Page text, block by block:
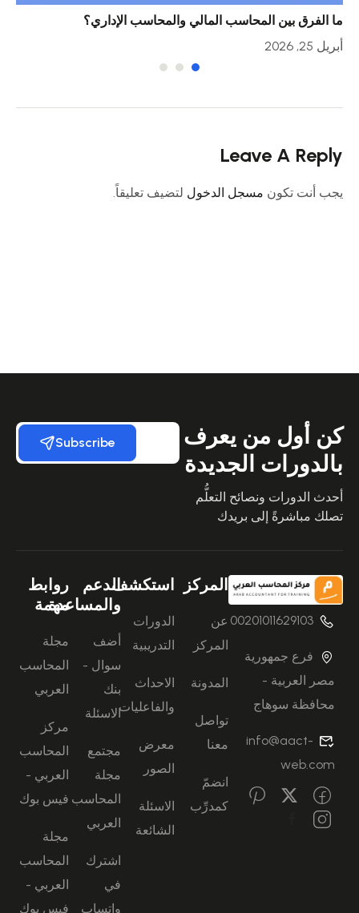
ما الفرق بين المحاسب المالي والمحاسب الإداري؟
أبريل 25, 2026
Leave A Reply
يجب أنت تكون مسجل الدخول لتضيف تعليقاً.
كن أول من يعرف
بالدورات الجديدة
أحدث الدورات ونصائح التعلُّم
تصلك مباشرةً إلى بريدك
Subscribe
00201011629103
فرع جمهورية
مصر العربية -
محافظة سوهاج
info@aact-
web.com
المركز
عن
المركز
المدونة
تواصل
معنا
انضمّ
كمدرِّب
استكشف
الدورات
التدريبية
الاحداث
والفاعليات
معرض
الصور
الاسئلة
الشائعة
الدعم
والمساعدة
أضف
سوال -
بنك
الاسئلة
مجتمع
مجلة
المحاسب
العربي
اشترك
في
واتساب
روابط
مهمة
مجلة
المحاسب
العربي
مركز
المحاسب
العربي -
فيس بوك
مجلة
المحاسب
العربي -
فيس بوك